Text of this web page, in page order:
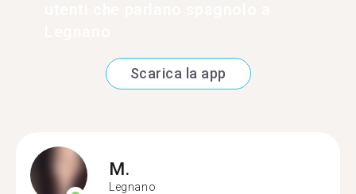
Scarica la app
M.
Legnano